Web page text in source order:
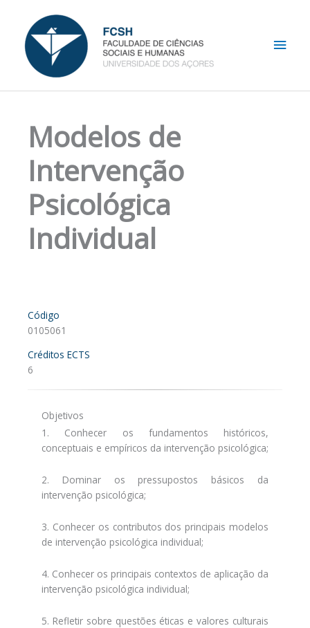
content
Modelos de
Intervenção
Psicológica
Individual
Código
0105061
Créditos ECTS
6
Objetivos
1. Conhecer os fundamentos históricos,
conceptuais e empíricos da intervenção psicológica;
2. Dominar os pressupostos básicos da
intervenção psicológica;
3. Conhecer os contributos dos principais modelos
de intervenção psicológica individual;
4. Conhecer os principais contextos de aplicação da
intervenção psicológica individual;
5. Refletir sobre questões éticas e valores culturais